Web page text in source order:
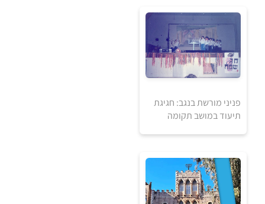
למידע ולרכישה
30
₪
פניני מורשת בנגב: חגיגת
תיעוד במושב תקומה